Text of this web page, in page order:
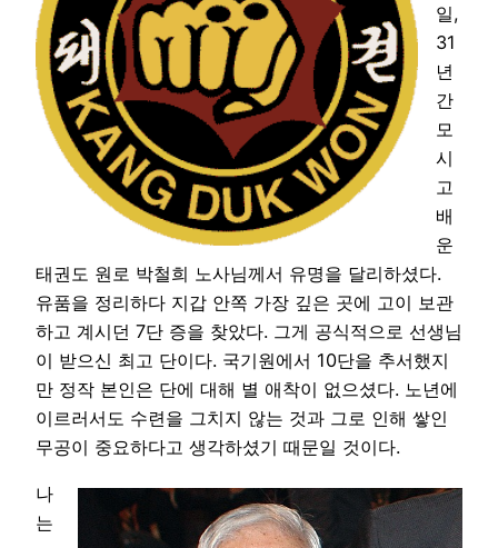
일,
31
년
간
모
시
고
배
운
태권도 원로 박철희 노사님께서 유명을 달리하셨다.
유품을 정리하다 지갑 안쪽 가장 깊은 곳에 고이 보관
하고 계시던 7단 증을 찾았다. 그게 공식적으로 선생님
이 받으신 최고 단이다. 국기원에서 10단을 추서했지
만 정작 본인은 단에 대해 별 애착이 없으셨다. 노년에
이르러서도 수련을 그치지 않는 것과 그로 인해 쌓인
무공이 중요하다고 생각하셨기 때문일 것이다.
나
는